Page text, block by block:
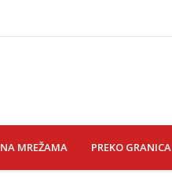
NA MREŽAMA PREKO GRANICA